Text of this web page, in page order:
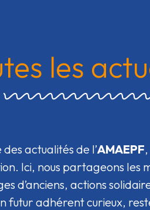
les
actualités de l’AMAEPF
Ici, nous partageons les
d’anciens, actions
futur adhérent curieux,